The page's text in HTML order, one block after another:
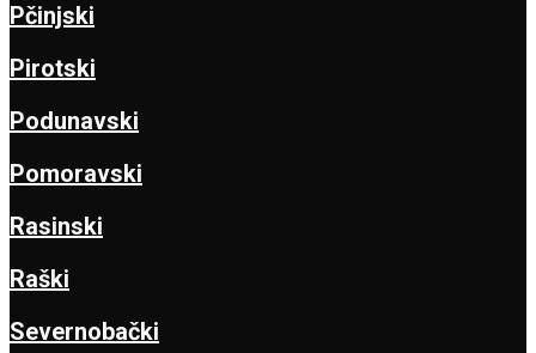
Pčinjski
Pirotski
Podunavski
Pomoravski
Rasinski
Raški
Severnobački